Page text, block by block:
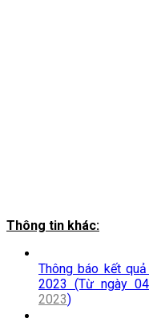
Thông tin khác:
Thông báo kết
2023 (Từ ngày
2023)